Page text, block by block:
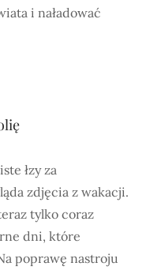
i naładować
łzy za
zdjęcia z wakacji.
tylko coraz
dni, które
poprawę nastroju